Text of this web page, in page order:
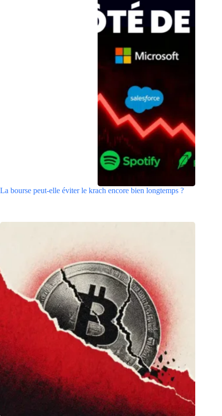
La bourse peut-elle éviter le krach encore bien longtemps ?